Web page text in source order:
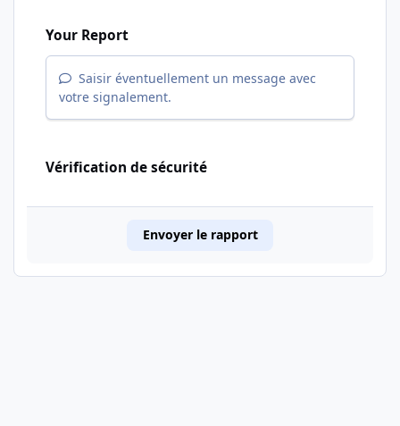
Your Report
Saisir éventuellement un message avec
votre signalement.
Vérification de sécurité
Envoyer le rapport